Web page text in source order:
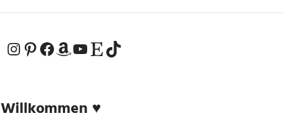
Instagram
Pinterest
Facebook
Amazon
YouTube
Etsy-ShopTikTok
Willkommen ♥